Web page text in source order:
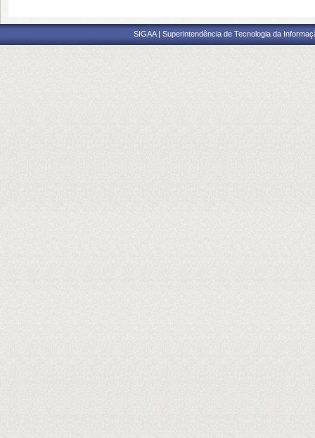
SIGAA | Superintendência de Tecnologia da